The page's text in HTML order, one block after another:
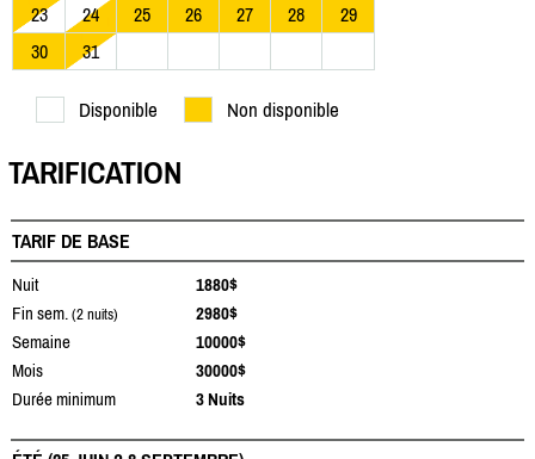
23
24 25 26 27 28
29
30
31
Disponible Non disponible
TARIFICATION
TARIF DE BASE
Nuit
1880$
Fin sem. (2 nuits)
2980$
Semaine
10000$
Mois
30000$
Durée minimum
3 Nuits